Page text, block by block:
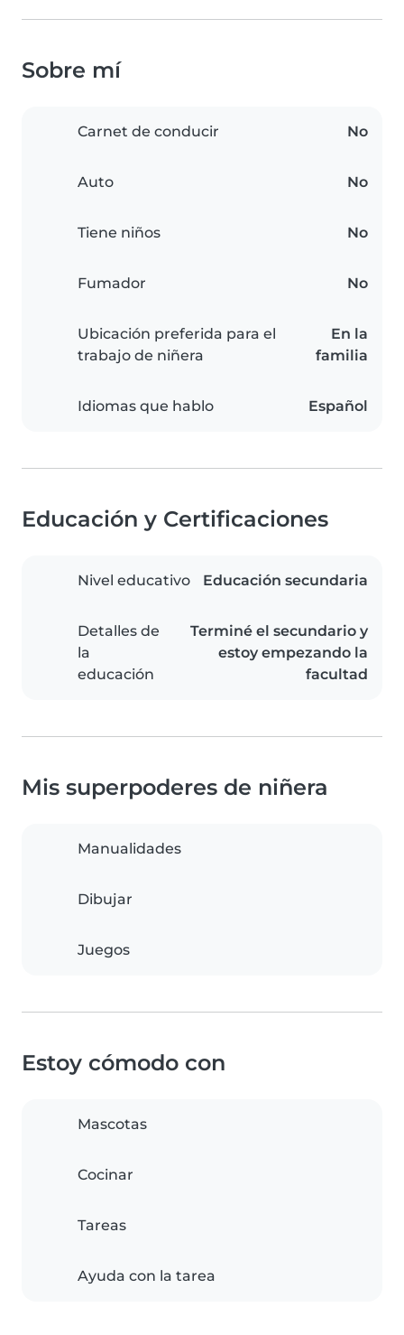
Sobre mí
Carnet de conducir No
Auto No
Tiene niños No
Fumador No
Ubicación preferida para el
trabajo de niñera
En la
familia
Idiomas que hablo Español
Educación y Certificaciones
Nivel educativo Educación secundaria
Detalles de
la
educación
Terminé el secundario y
estoy empezando la
facultad
Mis superpoderes de niñera
Manualidades
Dibujar
Juegos
Estoy cómodo con
Mascotas
Cocinar
Tareas
Ayuda con la tarea